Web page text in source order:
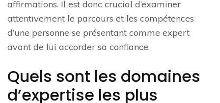
affirmations. Il est donc crucial d’examiner
attentivement le parcours et les compétences
d’une personne se présentant comme expert
avant de lui accorder sa confiance.
Quels sont les domaines
d’expertise les plus